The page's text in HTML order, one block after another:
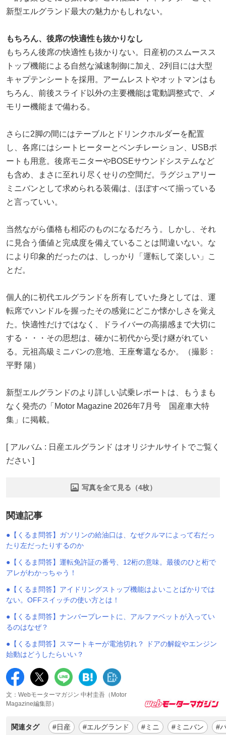
新型エルグランド最大の魅力かもしれない。
もちろん、後席の快適性も抜かりなし
もちろん後席の快適性も抜かりない。日産初のスムースス
トップ機能による自然な減速制御に加え、2列目には大型
キャプテンシートを採用。アームレストやオットマンはも
ちろん、前後スライド以外の主要機能は電動調整式で、メ
モリー機能まで備わる。
さらに2脚の間にはテーブルとドリンクホルダーを配置
し、各席にはシートヒーターとベンチレーション、USBポ
ートも用意。後席モニターやBOSEサウンドシステムなど
も含め、まさに至れり尽くせりの空間だ。ラグジュアリー
ミニバンとして求められる装備は、ほぼすべて揃っている
と言っていい。
当然ながら価格も相応のものになるだろう。しかし、それ
に見合う価値と完成度を備えていることは間違いない。な
により印象的だったのは、しっかり「運転して楽しい」こ
とだ。
個人的に初代エルグランドを所有していた身としては、運
転席でハンドルを握ったその感覚にどこか懐かしさを覚え
た。快適性だけではなく、ドライバーの高揚感まで大切に
する・・・その思想は、確かに初代から受け継がれてい
る。元祖高級ミニバンの意地、王座奪還なるか。（撮影：
平野 陽）
新型エルグランドのより詳しい試乗レポートは、もうまも
なく発売の「Motor Magazine 2026年7月号 国産車大特
集」に掲載。
[ アルバム : 日産エルグランド はオリジナルサイトでご覧く
ださい ]
写真を全て見る（4枚）
関連記事
●【くるま問答】ガソリンの給油口は、なぜクルマによって右だっ
たり左だったりするのか
●【くるま問答】運転免許証の番号、12桁の意味。最後のひと桁で
アレがわかっちゃう！
●【くるま問答】アイドリングストップ機能はよいことばかりでは
ない。OFFスイッチの使い方とは！
●【くるま問答】ナンバープレートに、アルファベットが入ってい
るのはなぜ？
●【くるま問答】スマートキーが電池切れ？ ドアの解錠やエンジン
始動はどうしたらいい？
文：Webモーターマガジン 中村圭吾（Motor
Magazine編集部）
関連タグ #日産 #エルグランド #ミニ #ミニバン #